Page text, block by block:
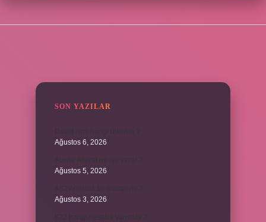
SON YAZILAR
Ağustos 6, 2026
Ağustos 5, 2026
Ağustos 3, 2026